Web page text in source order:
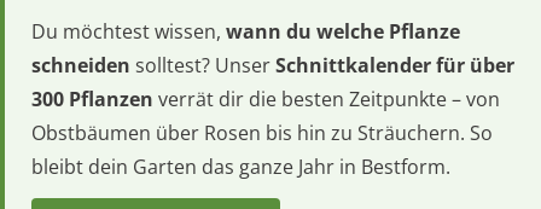
Du möchtest wissen, wann du welche Pflanze
schneiden solltest? UnserSchnittkalender für über
300 Pflanzen verrät dir die besten Zeitpunkte – von
Obstbäumen über Rosen bis hin zu Sträuchern. So
bleibt dein Garten das ganze Jahr in Bestform.